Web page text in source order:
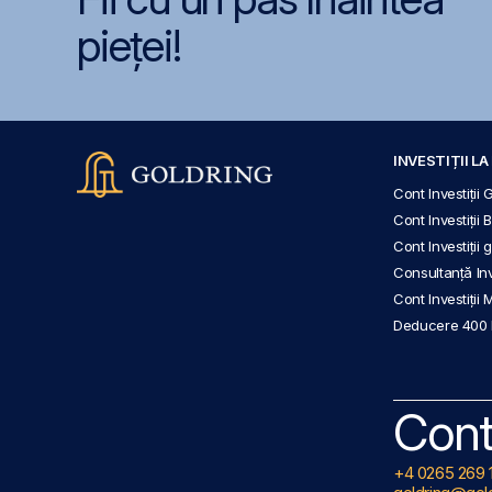
pieței!
INVESTIȚII LA
Cont Investiții
Cont Investiții
Cont Investiții
Consultanță
Cont Investiții
Deducere 400
+4 0265 269